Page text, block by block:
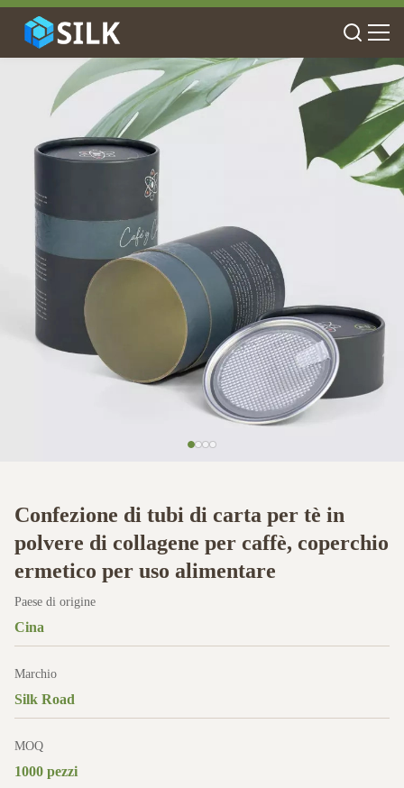
Confezione di tubi di carta per tè in
polvere di collagene per caffè, coperchio
ermetico per uso alimentare
Paese di origine
Cina
Marchio
Silk Road
MOQ
1000 pezzi